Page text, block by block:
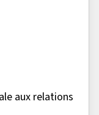
aux relations